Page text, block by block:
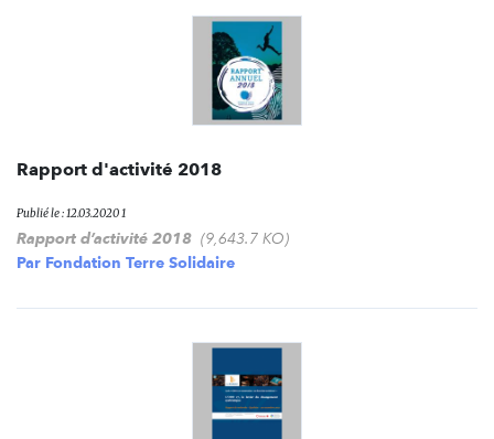
Rapport d'activité 2018
Publié le : 12.03.2020 1
Rapport d’activité 2018 (9,643.7 KO)
Par Fondation Terre Solidaire